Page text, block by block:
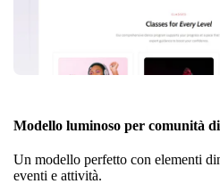
Modello luminoso per comunità
Un modello perfetto con elementi
eventi e attività.